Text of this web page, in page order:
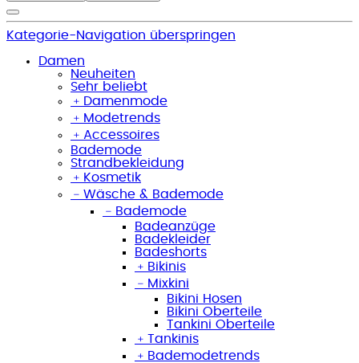
Kategorie-Navigation überspringen
Damen
Neuheiten
Sehr beliebt
﹢ Damenmode
﹢ Modetrends
﹢ Accessoires
Bademode
Strandbekleidung
﹢ Kosmetik
﹣ Wäsche & Bademode
﹣ Bademode
Badeanzüge
Badekleider
Badeshorts
﹢ Bikinis
﹣ Mixkini
Bikini Hosen
Bikini Oberteile
Tankini Oberteile
﹢ Tankinis
﹢ Bademodetrends